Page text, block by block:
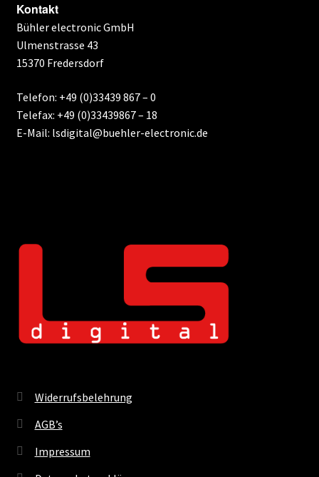
Kontakt
Bühler electronic GmbH
Ulmenstrasse 43
15370 Fredersdorf
Telefon: +49 (0)33439 867 – 0
Telefax: +49 (0)33439867 – 18
E-Mail: lsdigital@buehler-electronic.de
Widerrufsbelehrung
AGB’s
Impressum